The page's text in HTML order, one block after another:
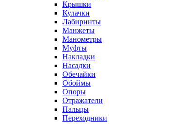
Крышки
Кулачки
Лабиринты
Манжеты
Манометры
Муфты
Накладки
Насадки
Обечайки
Обоймы
Опоры
Отражатели
Пальцы
Переходники